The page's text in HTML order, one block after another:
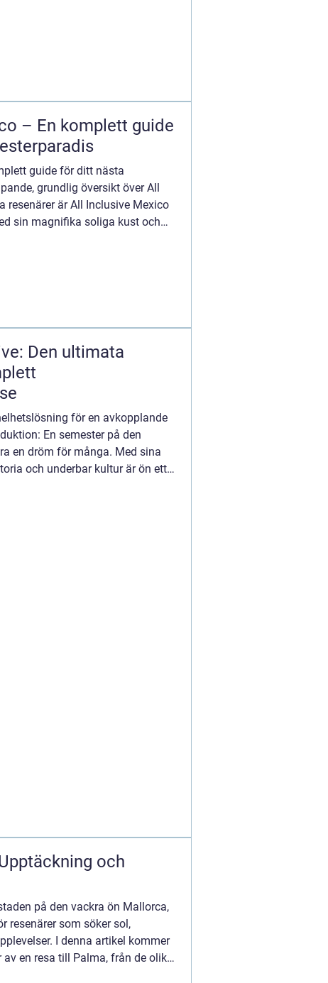
– En komplett guide
guide för ditt nästa
grundlig översikt över All
resenärer är All Inclusive Mexico
sin magnifika soliga kust och
Den ultimata
för en avkopplande
En semester på den
en dröm för många. Med sina
och underbar kultur är ön ett
och
på den vackra ön Mallorca,
resenärer som söker sol,
I denna artikel kommer
en resa till Palma, från de olika